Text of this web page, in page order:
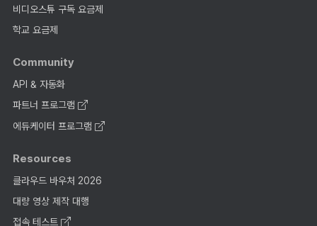
비디오스튜 구독 요금제
학교 요금제
Community
API & 자동화
파트너 프로그램
에듀케이터 프로그램
Resources
클라우드 바우처 2026
대량 영상 제작 대행
접속 테스트